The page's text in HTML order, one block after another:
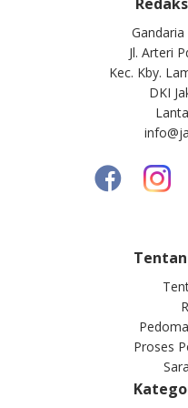
Jl. Arteri
Kec. Kby.
DKI
Proses